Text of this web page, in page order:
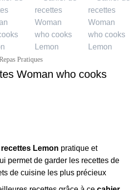
Pratiques
Woman who cooks
Lemon pratique et
permet de garder les recettes de
de cuisine les plus précieux